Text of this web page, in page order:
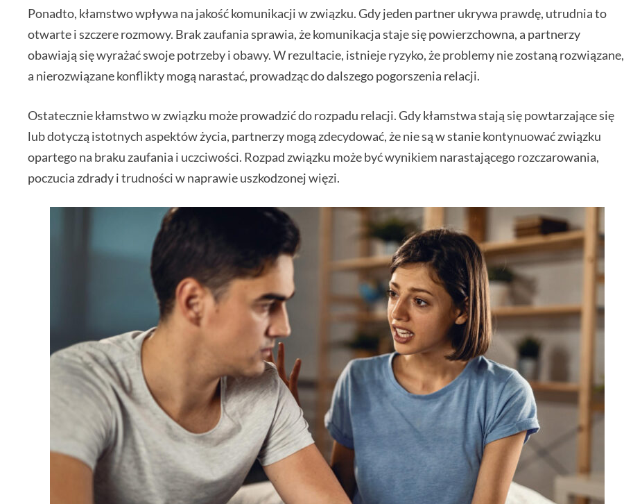
Ponadto, kłamstwo wpływa na jakość komunikacji w związku. Gdy jeden partner ukrywa prawdę, utrudnia to
otwarte i szczere rozmowy. Brak zaufania sprawia, że komunikacja staje się powierzchowna, a partnerzy
obawiają się wyrażać swoje potrzeby i obawy. W rezultacie, istnieje ryzyko, że problemy nie zostaną rozwiązane,
a nierozwiązane konflikty mogą narastać, prowadząc do dalszego pogorszenia relacji.
Ostatecznie kłamstwo w związku może prowadzić do rozpadu relacji. Gdy kłamstwa stają się powtarzające się
lub dotyczą istotnych aspektów życia, partnerzy mogą zdecydować, że nie są w stanie kontynuować związku
opartego na braku zaufania i uczciwości. Rozpad związku może być wynikiem narastającego rozczarowania,
poczucia zdrady i trudności w naprawie uszkodzonej więzi.